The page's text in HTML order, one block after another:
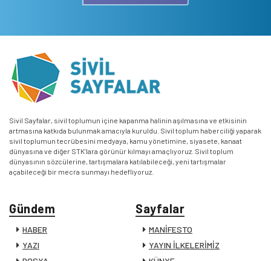
Sivil Sayfalar, sivil toplumun içine kapanma halinin aşılmasına ve etkisinin
artmasına katkıda bulunmak amacıyla kuruldu. Sivil toplum haberciliği yaparak
sivil toplumun tecrübesini medyaya, kamu yönetimine, siyasete, kanaat
dünyasına ve diğer STK’lara görünür kılmayı amaçlıyoruz. Sivil toplum
dünyasının sözcülerine, tartışmalara katılabileceği, yeni tartışmalar
açabileceği bir mecra sunmayı hedefliyoruz.
Gündem
HABER
YAZI
Sayfalar
MANİFESTO
YAYIN İLKELERİMİZ